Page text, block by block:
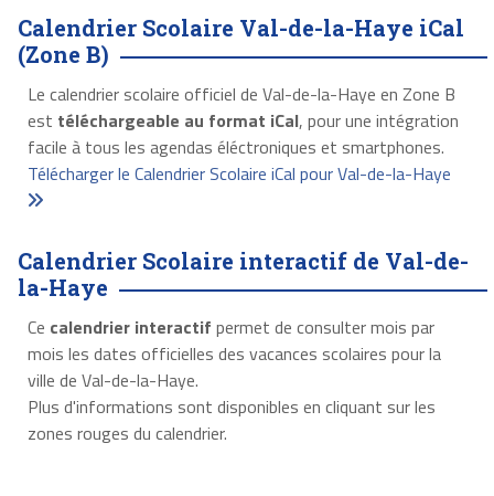
Calendrier Scolaire Val-de-la-Haye iCal
(Zone B)
Le calendrier scolaire officiel de Val-de-la-Haye en Zone B
est téléchargeable au format iCal, pour une intégration
facile à tous les agendas éléctroniques et smartphones.
Télécharger le Calendrier Scolaire iCal pour Val-de-la-Haye
Calendrier Scolaire interactif de Val-de-
la-Haye
Ce calendrier interactif permet de consulter mois par
mois les dates officielles des vacances scolaires pour la
ville de Val-de-la-Haye.
Plus d'informations sont disponibles en cliquant sur les
zones rouges du calendrier.